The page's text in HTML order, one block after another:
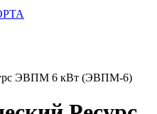
ЭВПМ 6 кВт (ЭВПМ-6)